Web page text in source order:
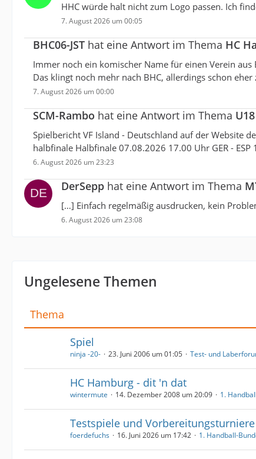
HHC würde halt nicht zum Logo passen. Ich
7. August 2026 um 00:05
BHC06-JST hat eine Antwort im Thema HC
Immer noch ein komischer Name für einen Verein
Das klingt noch mehr nach BHC, allerdings schon eher
7. August 2026 um 00:00
SCM-Rambo hat eine Antwort im Thema
Spielbericht VF Island - Deutschland auf der Website
halbfinale Halbfinale 07.08.2026 17.00 Uhr GER - ESP
6. August 2026 um 23:23
DerSepp hat eine Antwort im Thema
[…] Einfach regelmäßig ausdrucken, kein
6. August 2026 um 23:08
Ungelesene Themen
Thema
Spiel
ninja -20- 23. Juni 2006 um 01:05 Test- und
HC Hamburg - dit 'n dat
wintermute 14. Dezember 2008 um 20:09 1.
Testspiele und
foerdefuchs 16. Juni 2026 um 17:42 1. Handball-